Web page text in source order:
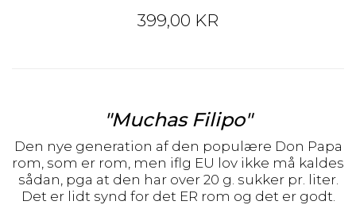
399,00 KR
"Muchas Filipo"
Den nye generation af den populære Don Papa
rom, som er rom, men iflg EU lov ikke må kaldes
sådan, pga at den har over 20 g. sukker pr. liter.
Det er lidt synd for det ER rom og det er godt.